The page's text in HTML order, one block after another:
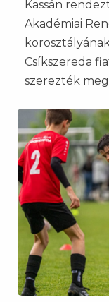
Kassán
Akadémiai
Csíkszereda
szerezték